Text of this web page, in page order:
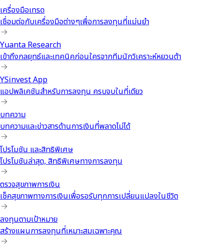
เครื่องมือเทรด
เชื่อมต่อกับเครื่องมือต่างๆเพื่อการลงทุนที่แม่นยำ
Yuanta Research
เข้าถึงกลยุทธ์และเทคนิคก่อนใครจากทีมนักวิเคราะห์หยวนต้า
YSinvest App
แอปพลิเคชันสำหรับการลงทุน ครบจบในที่เดียว
บทความ
บทความและข่าวสารด้านการเงินที่พลาดไม่ได้
โปรโมชัน และสิทธิพิเศษ
โปรโมชันล่าสุด, สิทธิพิเศษทางการลงทุน
ตรวจสุขภาพการเงิน
เช็คสุขภาพทางการเงินเพื่อรอรับทุกการเปลี่ยนแปลงในชีวิต
ลงทุนตามเป้าหมาย
สร้างแผนการลงทุนที่เหมาะสมเฉพาะคุณ